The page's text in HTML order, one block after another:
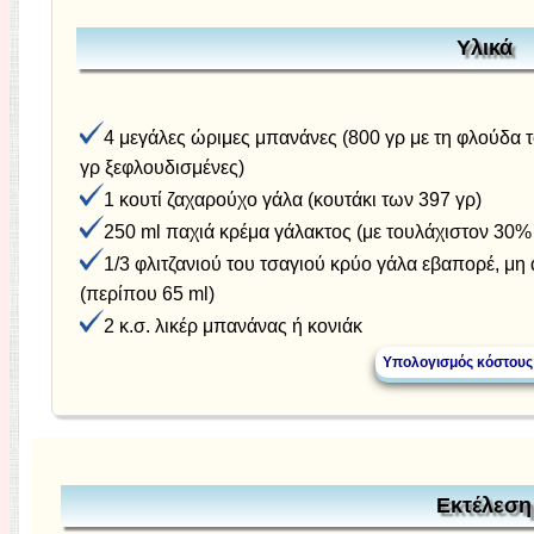
Υλικά
4 μεγάλες ώριμες μπανάνες (800 γρ με τη φλούδα
γρ ξεφλουδισμένες)
1 κουτί ζαχαρούχο γάλα (κουτάκι των 397 γρ)
250 ml παχιά κρέμα γάλακτος (με τουλάχιστον
1/3 φλιτζανιού του τσαγιού κρύο γάλα εβαπορέ,
(περίπου 65 ml)
2 κ.σ. λικέρ μπανάνας ή κονιάκ
Εκτέλεση